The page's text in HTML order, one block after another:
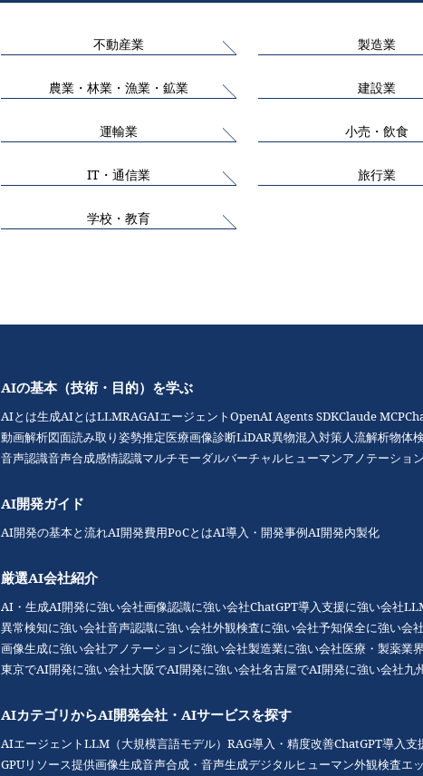
不動産業 製造業
農業・林業・漁業・鉱業 建設業
運輸業 小売・飲食
IT・通信業 旅行業
学校・教育
AIの基本（技術・目的）を学ぶ
AIとは生成AIとはLLMRAGAIエージェントOpenAI Agents SDKClaude MCP
動画解析図面読み取り姿勢推定医療画像診断LiDAR異物混入対策人流解析物体
音声認識音声合成感情認識マルチモーダルバーチャルヒューマンアノテーション
AI開発ガイド
AI開発の基本と流れAI開発費用PoCとはAI導入・開発事例AI開発内製化
厳選AI会社紹介
AI・生成AI開発に強い会社画像認識に強い会社ChatGPT導入支援に強い会社
異常検知に強い会社音声認識に強い会社外観検査に強い会社予知保全に強い会社
画像生成に強い会社アノテーションに強い会社製造業に強い会社医療・製薬業
東京でAI開発に強い会社大阪でAI開発に強い会社名古屋でAI開発に強い会社九
AIカテゴリからAI開発会社・AIサービスを探す
AIエージェントLLM（大規模言語モデル） RAG導入・精度改善ChatGPT導入支
GPUリソース提供画像生成音声合成・音声生成デジタルヒューマン外観検査エ